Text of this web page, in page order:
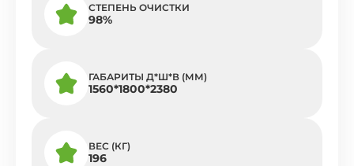
СТЕПЕНЬ ОЧИСТКИ
98%
ГАБАРИТЫ Д*Ш*В (ММ)
1560*1800*2380
ВЕС (КГ)
196